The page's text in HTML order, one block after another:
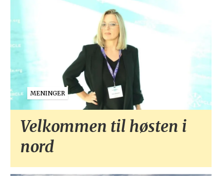
MENINGER
Velkommen til høsten i
nord